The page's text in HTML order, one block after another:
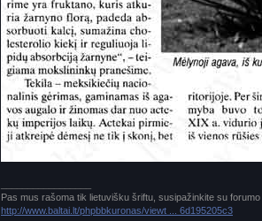
Pas mus rašoma tik lietuvišku šriftu, susipažinkite su
http://www.baltai.lt/phpbbkuronas/viewt ... 6d195205c3